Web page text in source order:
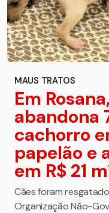
MAUS TRATOS
Em
abandona
cachorro
papelão e
em R$ 21
Cães foram
Organização Não-